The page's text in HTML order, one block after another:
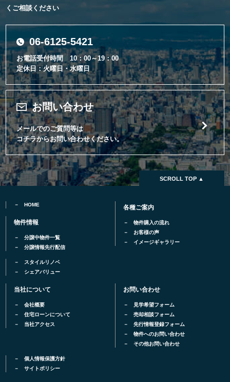
くご相談ください
06-6125-5421
お電話受付時間 10：00～19：00
定休日：火曜日・水曜日
お問い合わせ
メールでのご質問等は
コチラからお問い合わせください。
SCROLL TOP ▲
HOME
物件情報
分譲中物件一覧
分譲情報先行配信
スタイルリノベ
シェアバリュー
各種ご案内
物件購入の流れ
お客様の声
イメージギャラリー
当社について
会社概要
住宅ローンについて
当社アクセス
お問い合わせ
見学希望フォーム
売却相談フォーム
先行情報登録フォーム
物件へのお問い合わせ
その他お問い合わせ
個人情報保護方針
サイトポリシー